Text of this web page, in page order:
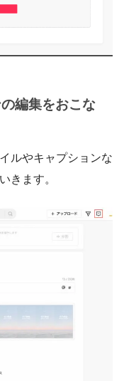
編集をおこな
ルやキャプションな
きます。